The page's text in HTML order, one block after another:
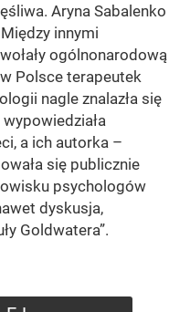
Aryna Sabalenko
innymi
ogólnonarodową
Polsce terapeutek
nagle znalazła się
a ich autorka –
się publicznie
psychologów
dyskusja,
Goldwatera”.